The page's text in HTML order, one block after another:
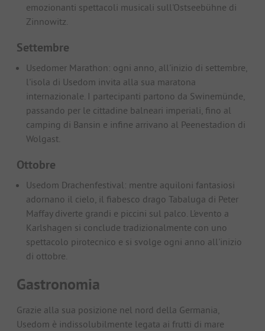
emozionanti spettacoli musicali sull'Ostseebühne di
Zinnowitz.
Settembre
Usedomer Marathon: ogni anno, all'inizio di settembre,
l'isola di Usedom invita alla sua maratona
internazionale. I partecipanti partono da Swinemünde,
passando per le cittadine balneari imperiali, fino al
camping di Bansin e infine arrivano al Peenestadion di
Wolgast.
Ottobre
Usedom Drachenfestival: mentre aquiloni fantasiosi
adornano il cielo, il fiabesco drago Tabaluga di Peter
Maffay diverte grandi e piccini sul palco. L'evento a
Karlshagen si conclude tradizionalmente con uno
spettacolo pirotecnico e si svolge ogni anno all'inizio
di ottobre.
Gastronomia
Grazie alla sua posizione nel nord della Germania,
Usedom è indissolubilmente legata ai frutti di mare